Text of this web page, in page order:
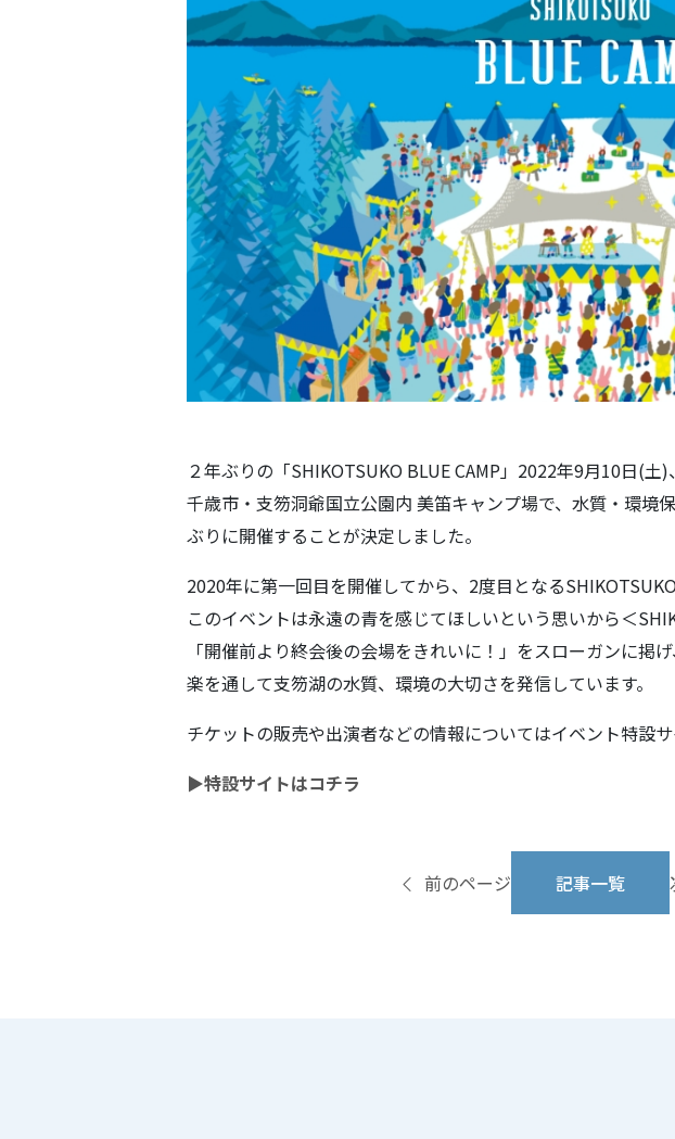
２年ぶりの「SHIKOTSUKO BLUE CAMP」2022年9月10日(土
千歳市・支笏洞爺国立公園内 美笛キャンプ場で、水質・環境
ぶりに開催することが決定しました。
2020年に第一回目を開催してから、2度目となるSHIKOTSUKO
このイベントは永遠の青を感じてほしいという思いから＜
「開催前より終会後の会場をきれいに！」をスローガンに掲
楽を通して支笏湖の水質、環境の大切さを発信しています。
チケットの販売や出演者などの情報についてはイベント特設サ
▶特設サイトはコチラ
前のページ 記事一覧